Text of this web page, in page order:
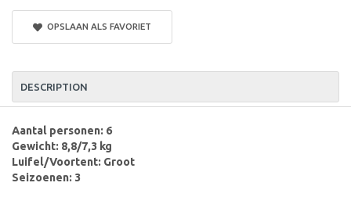
OPSLAAN ALS FAVORIET
DESCRIPTION
Aantal personen: 6
Gewicht: 8,8/7,3 kg
Luifel/Voortent: Groot
Seizoenen: 3